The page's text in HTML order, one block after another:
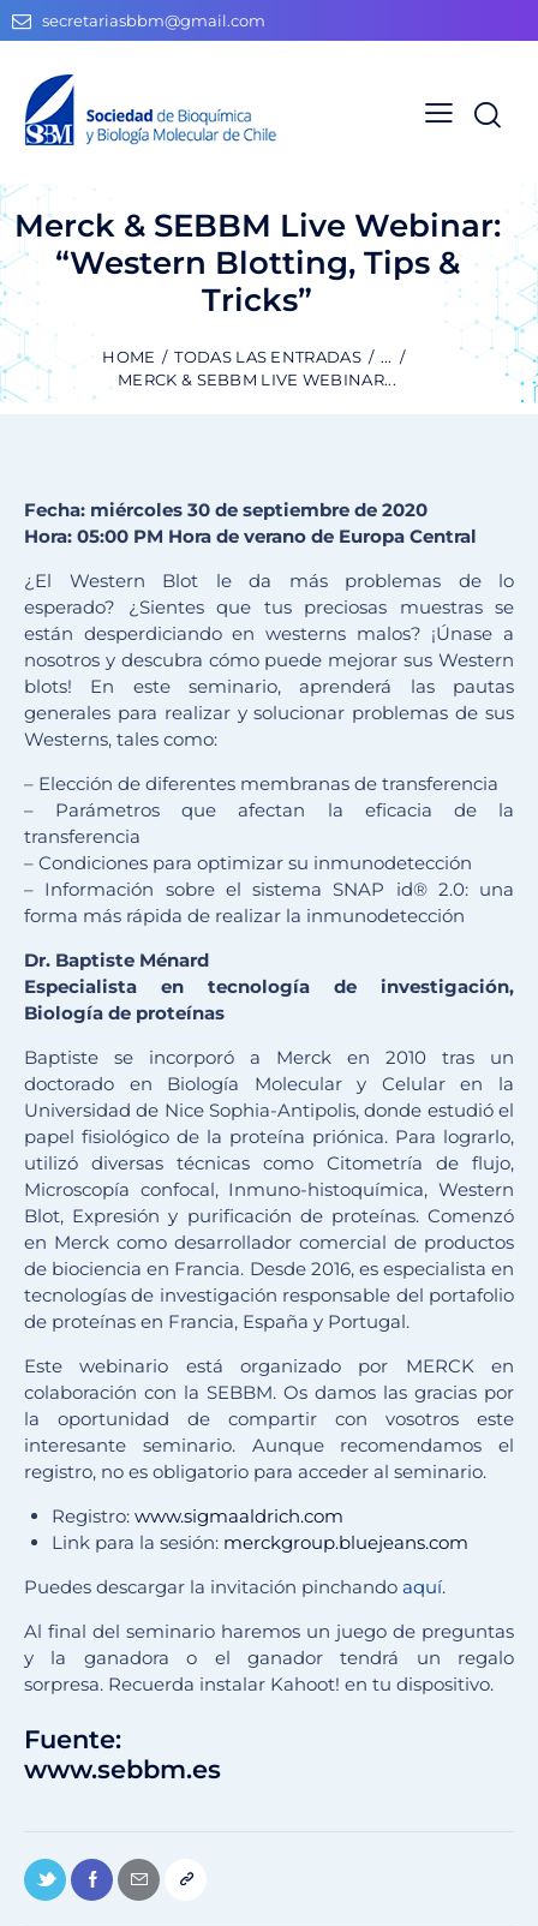
secretariasbbm@gmail.com
Merck & SEBBM Live Webinar:
“Western Blotting, Tips &
Tricks”
HOME TODAS LAS ENTRADAS
...
MERCK & SEBBM LIVE WEBINAR...
Fecha: miércoles 30 de septiembre de 2020
Hora: 05:00 PM Hora de verano de Europa Central
¿El Western Blot le da más problemas de lo
esperado? ¿Sientes que tus preciosas muestras se
están desperdiciando en westerns malos? ¡Únase a
nosotros y descubra cómo puede mejorar sus Western
blots! En este seminario, aprenderá las pautas
generales para realizar y solucionar problemas de sus
Westerns, tales como:
– Elección de diferentes membranas de transferencia
– Parámetros que afectan la eficacia de la
transferencia
– Condiciones para optimizar su inmunodetección
– Información sobre el sistema SNAP id® 2.0: una
forma más rápida de realizar la inmunodetección
Dr. Baptiste Ménard
Especialista en tecnología de investigación,
Biología de proteínas
Baptiste se incorporó a Merck en 2010 tras un
doctorado en Biología Molecular y Celular en la
Universidad de Nice Sophia-Antipolis, donde estudió el
papel fisiológico de la proteína priónica. Para lograrlo,
utilizó diversas técnicas como Citometría de flujo,
Microscopía confocal, Inmuno-histoquímica, Western
Blot, Expresión y purificación de proteínas. Comenzó
en Merck como desarrollador comercial de productos
de biociencia en Francia. Desde 2016, es especialista en
tecnologías de investigación responsable del portafolio
de proteínas en Francia, España y Portugal.
Este webinario está organizado por MERCK en
colaboración con la SEBBM. Os damos las gracias por
la oportunidad de compartir con vosotros este
interesante seminario. Aunque recomendamos el
registro, no es obligatorio para acceder al seminario.
Registro: www.sigmaaldrich.com
Link para la sesión: merckgroup.bluejeans.com
Puedes descargar la invitación pinchando aquí.
Al final del seminario haremos un juego de preguntas
y la ganadora o el ganador tendrá un regalo
sorpresa. Recuerda instalar Kahoot! en tu dispositivo.
Fuente:
www.sebbm.es